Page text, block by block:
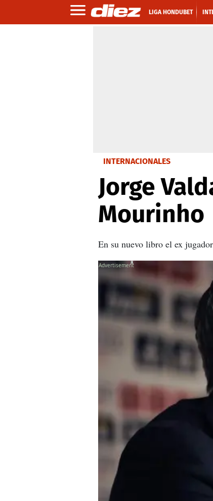
LIGA HONDUBET
INTERNACIONALES
Jorge
Mourinho
En su nuevo libro el ex
X